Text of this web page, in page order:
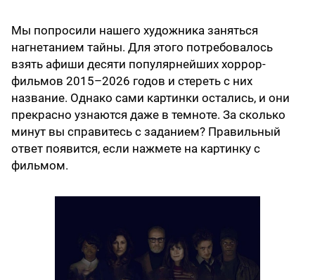
Мы попросили нашего художника заняться
нагнетанием тайны. Для этого потребовалось
взять афиши десяти популярнейших хоррор-
фильмов 2015–2026 годов и стереть с них
название. Однако сами картинки остались, и они
прекрасно узнаются даже в темноте. За сколько
минут вы справитесь с заданием? Правильный
ответ появится, если нажмете на картинку с
фильмом.